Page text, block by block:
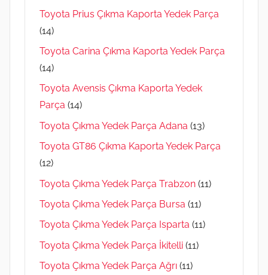
Toyota Prius Çıkma Kaporta Yedek Parça
(14)
Toyota Carina Çıkma Kaporta Yedek Parça
(14)
Toyota Avensis Çıkma Kaporta Yedek
Parça (14)
Toyota Çıkma Yedek Parça Adana (13)
Toyota GT86 Çıkma Kaporta Yedek Parça
(12)
Toyota Çıkma Yedek Parça Trabzon (11)
Toyota Çıkma Yedek Parça Bursa (11)
Toyota Çıkma Yedek Parça Isparta (11)
Toyota Çıkma Yedek Parça İkitelli (11)
Toyota Çıkma Yedek Parça Ağrı (11)